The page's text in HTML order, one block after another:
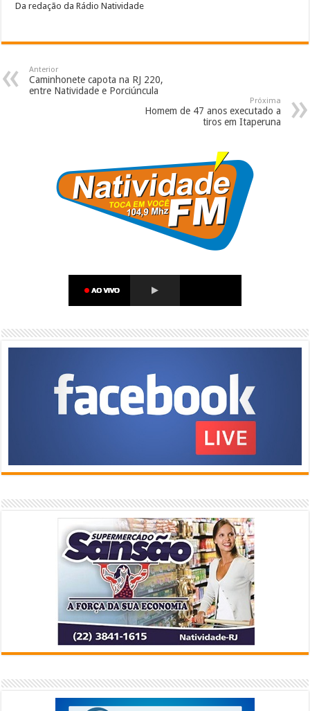
Da redação da Rádio Natividade
Anterior
Caminhonete capota na RJ 220,
entre Natividade e Porciúncula
Próxima
Homem de 47 anos executado a
tiros em Itaperuna